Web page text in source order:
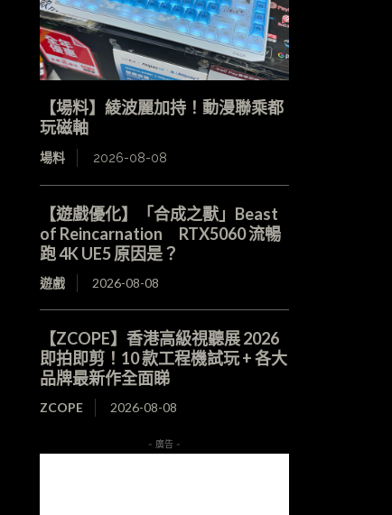
【場料】綾波麗加持！動漫聯乘都
玩磁軸
場料 2026-08-08
【遊戲優化】「合成之獸」Beast
of Reincarnation RTX5060 流暢
跑 4K UE5 原因是？
遊戲 2026-08-08
【ZCOPE】香港高級視聽展 2026
即拍即剪！10 款工程機試玩 + 各大
品牌最新作全面睇
ZCOPE 2026-08-08
- 廣告 -